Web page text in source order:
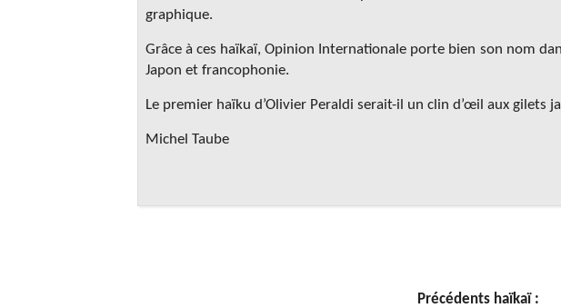
graphique.
Grâce à ces haïkaï, Opinion Internationale porte bien son nom
Japon et francophonie.
Le premier haïku d’Olivier Peraldi serait-il un clin d’œil aux gilets
Michel Taube
Précédents haïkaï :